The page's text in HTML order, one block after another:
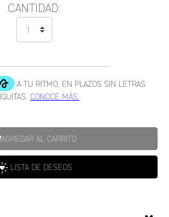
CANTIDAD:
AGREGAR AL CARRITO
LISTA DE DESEOS